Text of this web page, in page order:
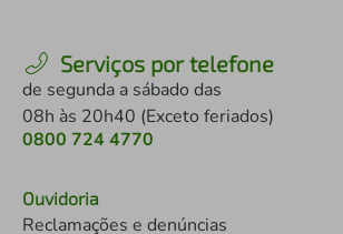
Serviços por telefone
de segunda a sábado das
08h às 20h40 (Exceto feriados)
0800 724 4770
Ouvidoria
Reclamações e denúncias